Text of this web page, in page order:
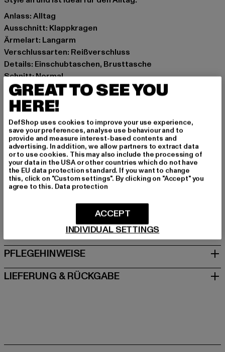
Anlass: Alltag
Ausschnitt: Klappkragen
Ärmelart: Langarm
Verschlussarten: Reißverschluss
Details: Einschubtaschen, Brusttasche
Schnitt: Normal
Marke: Urban Classics
Kat.: Jeansjacken
Farbe: schwarz
Hersteller Farbe: black
Materialzusammensetzung: 100% Baumwolle
Art.Nr: TB7624-00007
Hersteller: TB International GmbH |info@tbint.de
Dr.-Robert-Murjahn-Straße 7 | 64372 Ober-Ramstadt |
GRÖSSE & PASSFORM
PFLEGEHINWEISE
LIEFERUNG & RÜCKGABE
GREAT TO SEE YOU
HERE!
DefShop uses cookies to improve your use experience,
save your preferences, analyse use behaviour and to
provide and measure interest-based contents and
advertising. In addition, we allow partners to extract data
or to use cookies. This may also include the processing of
your data in the USA or other countries which do not have
the EU data protection standard. If you want to change
this, click on "Custom settings". By clicking on "Accept" you
agree to this. Data protection
INDIVIDUAL SETTINGS
ACCEPT